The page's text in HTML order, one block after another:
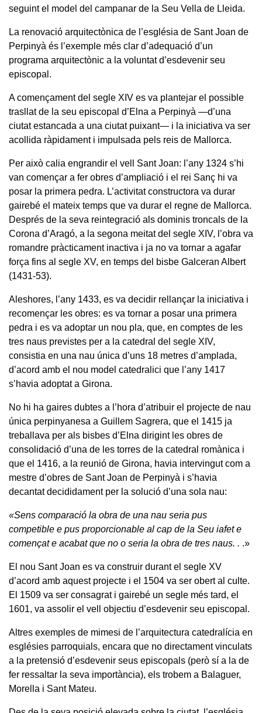
seguint el model del campanar de la Seu Vella de Lleida.
La renovació arquitectònica de l’església de Sant Joan de
Perpinyà és l’exemple més clar d’adequació d’un
programa arquitectònic a la voluntat d’esdevenir seu
episcopal.
A començament del segle XIV es va plantejar el possible
trasllat de la seu episcopal d’Elna a Perpinyà —d’una
ciutat estancada a una ciutat puixant— i la iniciativa va ser
acollida ràpidament i impulsada pels reis de Mallorca.
Per això calia engrandir el vell Sant Joan: l’any 1324 s’hi
van començar a fer obres d’ampliació i el rei Sanç hi va
posar la primera pedra. L’activitat constructora va durar
gairebé el mateix temps que va durar el regne de Mallorca.
Després de la seva reintegració als dominis troncals de la
Corona d’Aragó, a la segona meitat del segle XIV, l’obra va
romandre pràcticament inactiva i ja no va tornar a agafar
força fins al segle XV, en temps del bisbe Galceran Albert
(1431-53).
Aleshores, l’any 1433, es va decidir rellançar la iniciativa i
recomençar les obres: es va tornar a posar una primera
pedra i es va adoptar un nou pla, que, en comptes de les
tres naus previstes per a la catedral del segle XIV,
consistia en una nau única d’uns 18 metres d’amplada,
d’acord amb el nou model catedralici que l’any 1417
s’havia adoptat a Girona.
No hi ha gaires dubtes a l’hora d’atribuir el projecte de nau
única perpinyanesa a Guillem Sagrera, que el 1415 ja
treballava per als bisbes d’Elna dirigint les obres de
consolidació d’una de les torres de la catedral romànica i
que el 1416, a la reunió de Girona, havia intervingut com a
mestre d’obres de Sant Joan de Perpinyà i s’havia
decantat decididament per la solució d’una sola nau:
«Sens comparació la obra de una nau seria pus
competible e pus proporcionable al cap de la Seu iafet e
començat e acabat que no o seria la obra de tres naus. . .»
El nou Sant Joan es va construir durant el segle XV
d’acord amb aquest projecte i el 1504 va ser obert al culte.
El 1509 va ser consagrat i gairebé un segle més tard, el
1601, va assolir el vell objectiu d’esdevenir seu episcopal.
Altres exemples de mimesi de l’arquitectura catedralícia en
esglésies parroquials, encara que no directament vinculats
a la pretensió d’esdevenir seus episcopals (però sí a la de
fer ressaltar la seva importància), els trobem a Balaguer,
Morella i Sant Mateu.